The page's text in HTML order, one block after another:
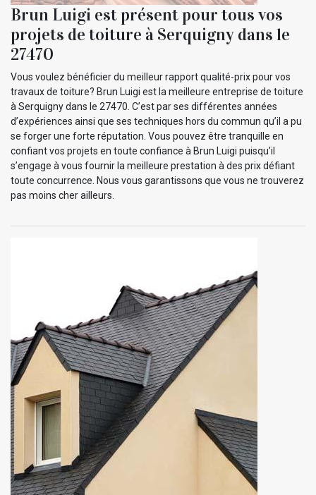
Brun Luigi est présent pour tous vos
projets de toiture à Serquigny dans le
27470
Vous voulez bénéficier du meilleur rapport qualité-prix pour vos
travaux de toiture? Brun Luigi est la meilleure entreprise de toiture
à Serquigny dans le 27470. C’est par ses différentes années
d’expériences ainsi que ses techniques hors du commun qu’il a pu
se forger une forte réputation. Vous pouvez être tranquille en
confiant vos projets en toute confiance à Brun Luigi puisqu’il
s’engage à vous fournir la meilleure prestation à des prix défiant
toute concurrence. Nous vous garantissons que vous ne trouverez
pas moins cher ailleurs.